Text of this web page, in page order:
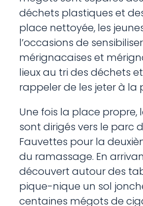
déchets plastiques et
place nettoyée, les
l’occasions de
mérignacaises et
lieux au tri des déchets
rappeler de les jeter à la
Une fois la place propre,
sont dirigés vers le parc
Fauvettes pour la
du ramassage. En
découvert autour des
pique-nique un sol
centaines mégots de